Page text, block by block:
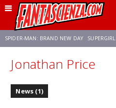
SPIDER-MAN: BRAND NEW DAY SUPERGIRL
FRANCO RICCIARDIELLO ZENDAYA
Jonathan Price
News (1)